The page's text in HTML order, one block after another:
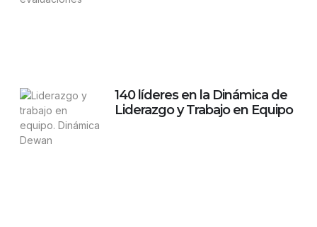
140 líderes en la Dinámica de
Liderazgo y Trabajo en Equipo